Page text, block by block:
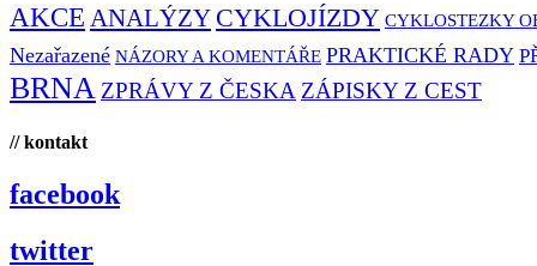
AKCE ANALÝZY CYKLOJÍZDY CYKLOSTEZKY
Nezařazené NÁZORY A KOMENTÁŘE PRAKTICKÉ RADY
BRNA ZPRÁVY Z ČESKA ZÁPISKY Z CEST
// kontakt
facebook
twitter